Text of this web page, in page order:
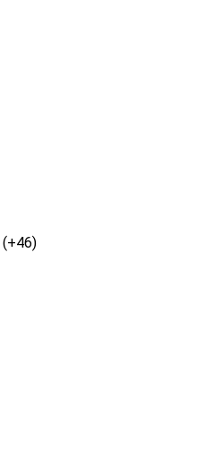
(+46)